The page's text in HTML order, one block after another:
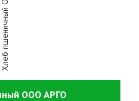
ООО АРГО